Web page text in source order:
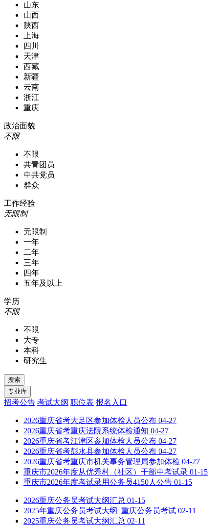
山东
山西
陕西
上海
四川
天津
西藏
新疆
云南
浙江
重庆
政治面貌
不限
不限
共青团员
中共党员
群众
工作经验
无限制
无限制
一年
二年
三年
四年
五年及以上
学历
不限
不限
大专
本科
研究生
招考公告 考试大纲 职位表 报名入口
2026重庆省考大足区参加体检人员公布 04-27
2026重庆省考重庆法院系统体检通知 04-27
2026重庆省考江津区参加体检人员公布 04-27
2026重庆省考彭水县参加体检人员公布 04-27
2026重庆省考重庆市机关事务管理局参加体检 04-27
重庆市2026年度从优秀村（社区）干部中考试录 01-15
重庆市2026年度考试录用公务员4150人公告 01-15
2026重庆公务员考试大纲汇总 01-15
2025年重庆公务员考试大纲_重庆公务员考试 02-11
2025重庆公务员考试大纲汇总 02-11